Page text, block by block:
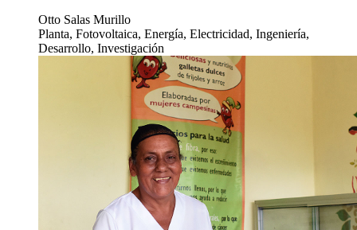
Otto Salas Murillo
Planta, Fotovoltaica, Energía, Electricidad, Ingeniería,
Desarrollo, Investigación